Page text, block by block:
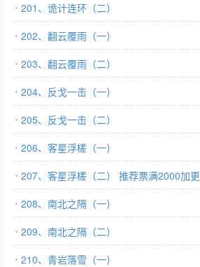
201、诡计连环（二）
202、翻云覆雨（一）
203、翻云覆雨（二）
204、反戈一击（一）
205、反戈一击（二）
206、客星浮槎（一）
207、客星浮槎（二） 推荐票满2000加更
208、南北之隔（一）
209、南北之隔（二）
210、青岩落雪（一）